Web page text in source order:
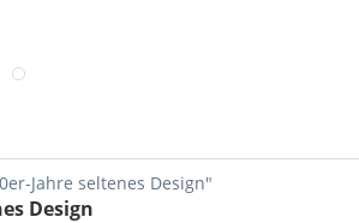
Jahre seltenes Design"
Design